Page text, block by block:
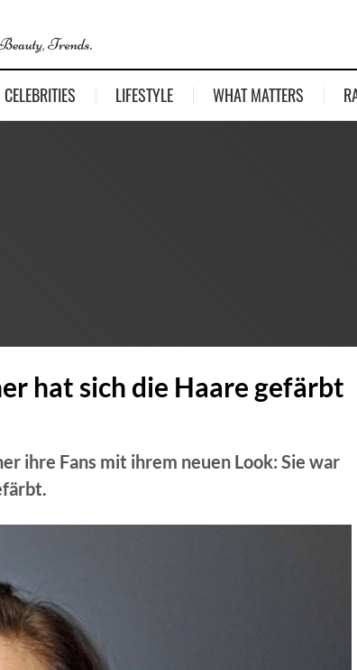
CELEBRITIES LIFESTYLE WHAT MATTERS
hat sich die Haare gefärbt
ihre Fans mit ihrem neuen Look: Sie war